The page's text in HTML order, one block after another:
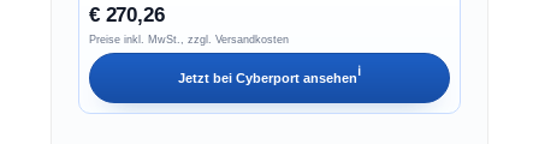
€ 270,26
Preise inkl. MwSt., zzgl. Versandkosten
Jetzt bei Cyberport ansehenℹ︎